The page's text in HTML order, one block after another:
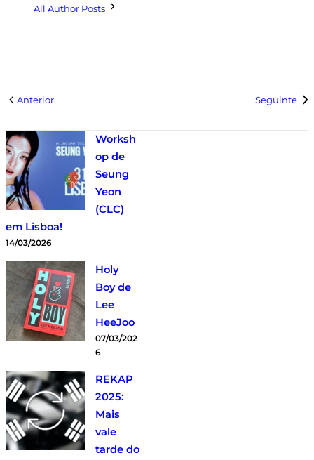
All Author Posts
Anterior Seguinte
Worksh
op de
Seung
Yeon
(CLC)
em Lisboa!
14/03/2026
Holy
Boy de
Lee
HeeJoo
07/03/202
6
REKAP
2025:
Mais
vale
tarde do